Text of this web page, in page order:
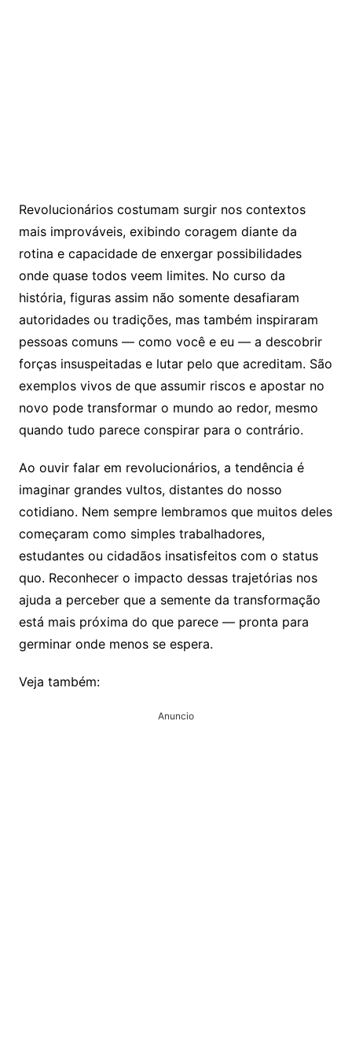
Revolucionários costumam surgir nos contextos
mais improváveis, exibindo coragem diante da
rotina e capacidade de enxergar possibilidades
onde quase todos veem limites. No curso da
história, figuras assim não somente desafiaram
autoridades ou tradições, mas também inspiraram
pessoas comuns — como você e eu — a descobrir
forças insuspeitadas e lutar pelo que acreditam. São
exemplos vivos de que assumir riscos e apostar no
novo pode transformar o mundo ao redor, mesmo
quando tudo parece conspirar para o contrário.
Ao ouvir falar em revolucionários, a tendência é
imaginar grandes vultos, distantes do nosso
cotidiano. Nem sempre lembramos que muitos deles
começaram como simples trabalhadores,
estudantes ou cidadãos insatisfeitos com o status
quo. Reconhecer o impacto dessas trajetórias nos
ajuda a perceber que a semente da transformação
está mais próxima do que parece — pronta para
germinar onde menos se espera.
Veja também:
Anuncio